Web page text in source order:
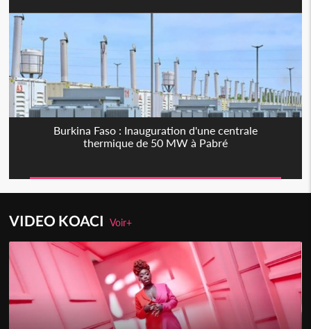
Burkina Faso : Inauguration d'une centrale
thermique de 50 MW à Pabré
VIDEO KOACIVoir+